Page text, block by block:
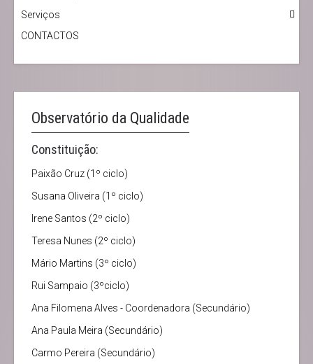
Serviços
CONTACTOS
Observatório da Qualidade
Constituição:
Paixão Cruz (1º ciclo)
Susana Oliveira (1º ciclo)
Irene Santos (2º ciclo)
Teresa Nunes (2º ciclo)
Mário Martins (3º ciclo)
Rui Sampaio (3ºciclo)
Ana Filomena Alves - Coordenadora (Secundário)
Ana Paula Meira (Secundário)
Carmo Pereira (Secundário)